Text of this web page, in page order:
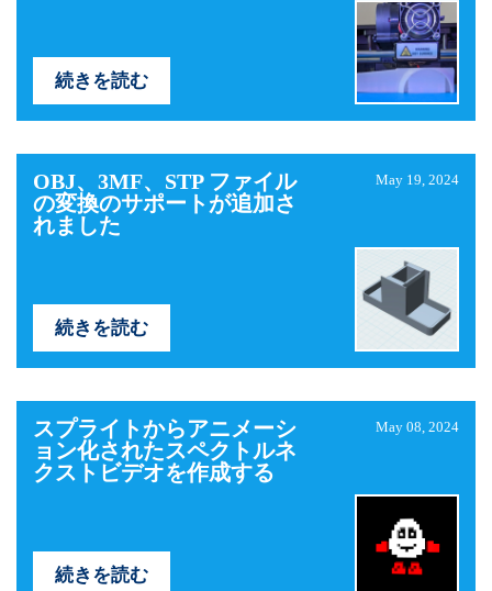
続きを読む
OBJ、3MF、STP ファイル
の変換のサポートが追加さ
れました
May 19, 2024
続きを読む
スプライトからアニメーシ
ョン化されたスペクトルネ
クストビデオを作成する
May 08, 2024
続きを読む